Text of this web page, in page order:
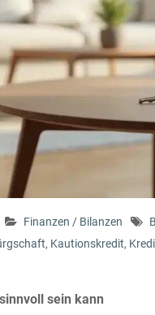
Finanzen / Bilanzen
, Kautionskredit,
sein kann